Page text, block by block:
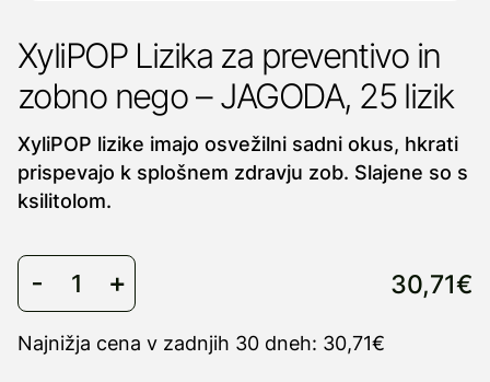
XyliPOP Lizika za preventivo in
zobno nego – JAGODA, 25 lizik
XyliPOP lizike imajo osvežilni sadni okus, hkrati
prispevajo k splošnem zdravju zob. Slajene so s
ksilitolom.
30,71€
Najnižja cena v zadnjih 30 dneh: 30,71€